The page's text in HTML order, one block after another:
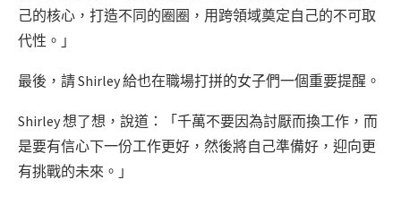
己的核心，打造不同的圈圈，用跨領域奠定自己的不可取
代性。」
最後，請 Shirley 給也在職場打拼的女子們一個重要提醒。
Shirley 想了想，說道：「千萬不要因為討厭而換工作，而
是要有信心下一份工作更好，然後將自己準備好，迎向更
有挑戰的未來。」